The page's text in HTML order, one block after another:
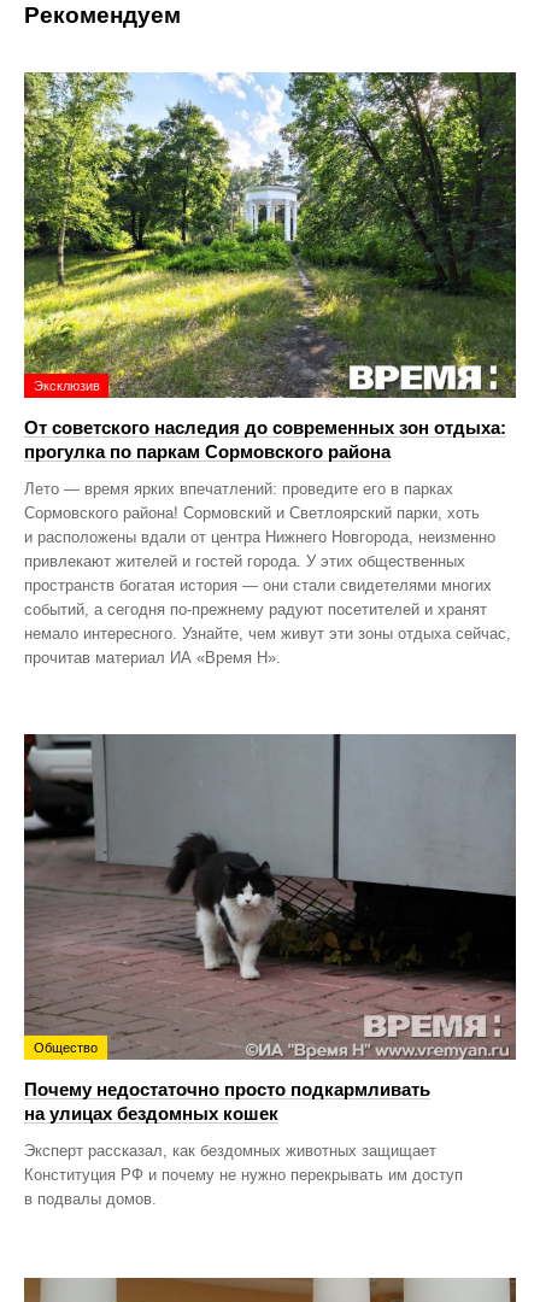
Рекомендуем
Эксклюзив
От советского наследия до современных зон отдыха:
прогулка по паркам Сормовского района
Лето — время ярких впечатлений: проведите его в парках
Сормовского района! Сормовский и Светлоярский парки, хоть
и расположены вдали от центра Нижнего Новгорода, неизменно
привлекают жителей и гостей города. У этих общественных
пространств богатая история — они стали свидетелями многих
событий, а сегодня по‑прежнему радуют посетителей и хранят
немало интересного. Узнайте, чем живут эти зоны отдыха сейчас,
прочитав материал ИА «Время Н».
Общество
Почему недостаточно просто подкармливать
на улицах бездомных кошек
Эксперт рассказал, как бездомных животных защищает
Конституция РФ и почему не нужно перекрывать им доступ
в подвалы домов.